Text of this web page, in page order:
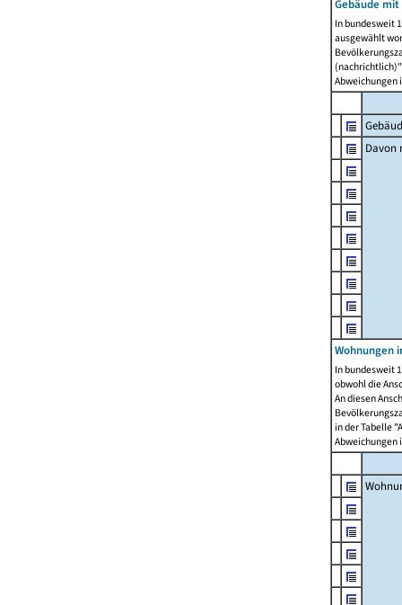
Gebäude
In bundesweit
ausgewählt
Abweichungen
Davon
Wohnungen
In bundesweit
obwohl die
An diesen
in der Tabelle
Abweichungen